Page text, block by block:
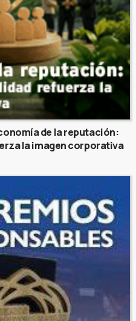
de la reputación:
la imagen corporativa